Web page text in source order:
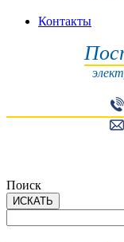
Контакты
Поиск